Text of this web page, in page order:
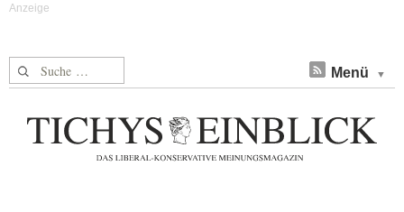
Suche nach: Menü